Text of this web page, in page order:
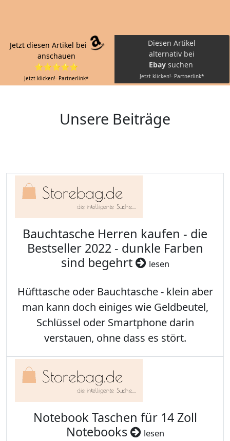
Jetzt diesen Artikel bei
anschauen
⭐⭐⭐⭐⭐
Jetzt klicken!- Partnerlink*
Diesen Artikel
alternativ bei
Ebay suchen
Jetzt klicken!- Partnerlink*
Unsere Beiträge
Bauchtasche Herren kaufen - die
Bestseller 2022 - dunkle Farben
sind begehrt
lesen
Hüfttasche oder Bauchtasche - klein aber
man kann doch einiges wie Geldbeutel,
Schlüssel oder Smartphone darin
verstauen, ohne dass es stört.
Notebook Taschen für 14 Zoll
Notebooks
lesen